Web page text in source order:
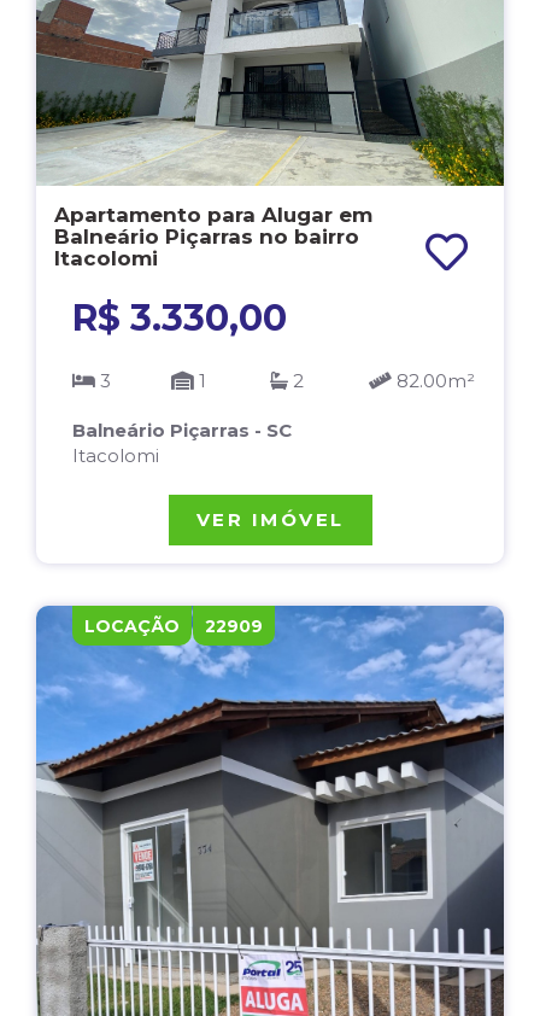
Apartamento para Alugar em
Balneário Piçarras no bairro
Itacolomi
R$ 3.330,00
3 1 2 82.00m²
Balneário Piçarras - SC
Itacolomi
VER IMÓVEL
LOCAÇÃO 22909